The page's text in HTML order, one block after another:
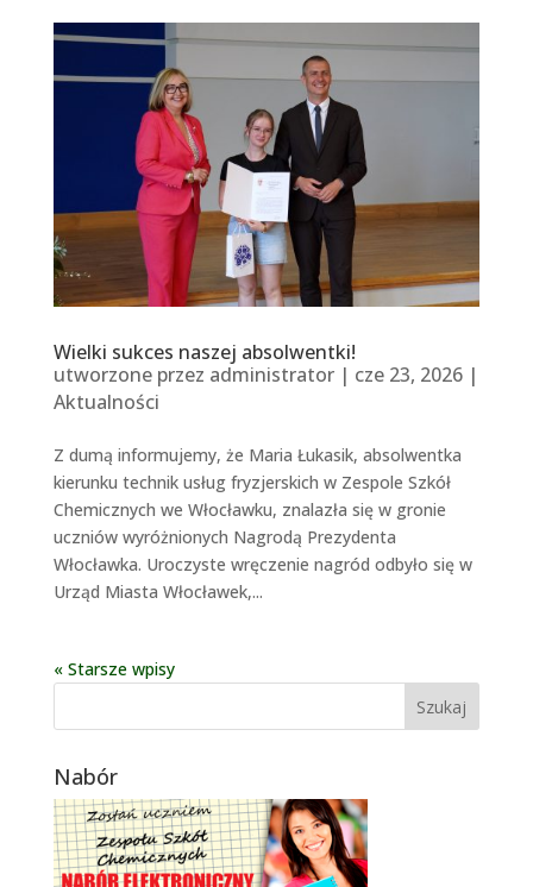
Wielki sukces naszej absolwentki!
utworzone przez administrator| cze 23, 2026|
Aktualności
Z dumą informujemy, że Maria Łukasik, absolwentka
kierunku technik usług fryzjerskich w Zespole Szkół
Chemicznych we Włocławku, znalazła się w gronie
uczniów wyróżnionych Nagrodą Prezydenta
Włocławka. Uroczyste wręczenie nagród odbyło się w
Urząd Miasta Włocławek,...
« Starsze wpisy
Nabór